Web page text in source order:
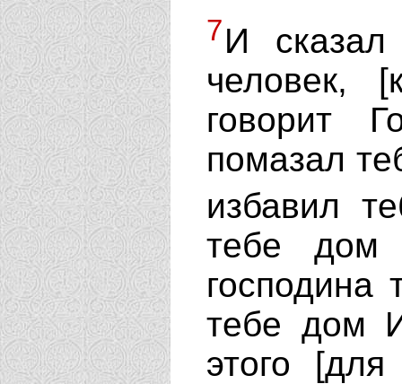
7И
человек,
говорит
помазал
избавил
тебе дом
господина
тебе дом
этого